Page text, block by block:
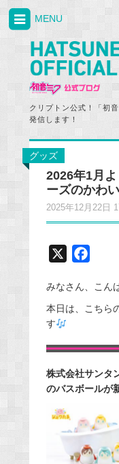
クリプトン公式！「初
発信します！
MENU
グッズ
2026年1月
ーズのかわ
2025年12月22日
c
e
o
k
みなさん、こん
本日は、こちら
す
株式会社サンタ
のバスボールが